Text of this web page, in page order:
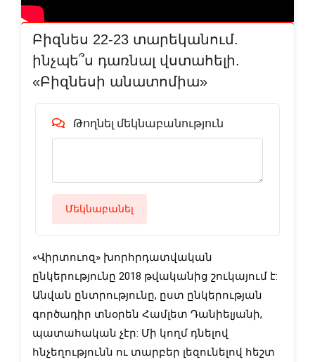
Բիզնես 22-23 տարեկանում.
ինչպե՞ս դառնալ վստահելի.
«Բիզնեսի անատոմիա»
Թողնել մեկնաբանություն
Մեկնաբանել
«Վիրտուոզ» խորհրդատվական
ընկերությունը 2018 թվականից շուկայում է:
Անվան ընտրությունը, ըստ ընկերության
գործադիր տնօրեն Համլետ Դանիելյանի,
պատահական չէր: Մի կողմ դնելով
հնչեղությունն ու տարբեր լեզունելով հեշտ